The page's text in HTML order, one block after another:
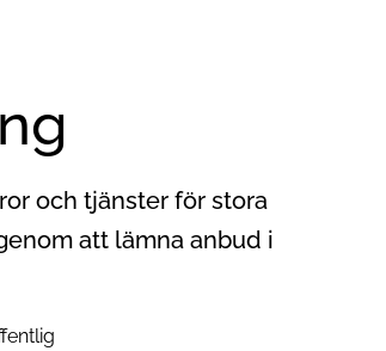
och tjänster för stora
att lämna anbud i